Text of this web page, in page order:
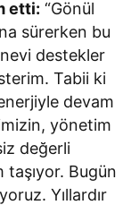
etti: “Gönül
sürerken bu
destekler
Tabii ki
devam
yönetim
değerli
Bugün
Yıllardır